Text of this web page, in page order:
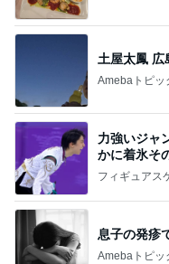
土屋太鳳 広
Amebaトピッ
力強いジャ
かに着氷そ
なす
フィギュアス
息子の発疹
Amebaトピッ